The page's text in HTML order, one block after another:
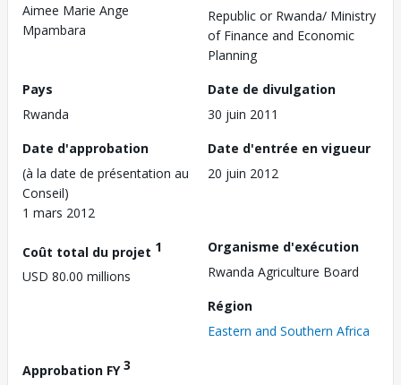
Aimee Marie Ange
Mpambara
Republic or Rwanda/ Ministry
of Finance and Economic
Planning
Pays
Rwanda
Date de divulgation
30 juin 2011
Date d'approbation
(à la date de présentation au
Conseil)
1 mars 2012
Date d'entrée en vigueur
20 juin 2012
Coût total du projet 1
USD 80.00 millions
Organisme d'exécution
Rwanda Agriculture Board
Région
Eastern and Southern Africa
Approbation FY3